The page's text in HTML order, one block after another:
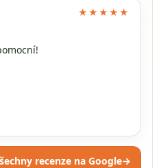
★★★★★
recenze na Google→